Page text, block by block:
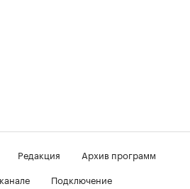
Редакция
Архив программ
Подключение